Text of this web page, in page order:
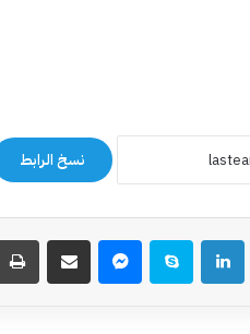
نسخ الرابط
لينكدإن سكايب ماسنجر مشاركة عبر البريد